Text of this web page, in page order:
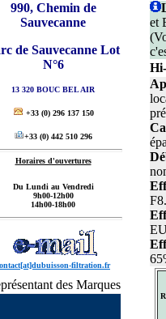
990, Chemin de
Sauvecanne
de Sauvecanne Lot
N°6
13 320 BOUC BEL AIR
+33 (0) 296 137 150
+33 (0) 442 510 296
Horaires d'ouvertures
Du Lundi au Vendredi
9h00-12h00
14h00-18h00
filtration.fr
des Marques
et
F8.